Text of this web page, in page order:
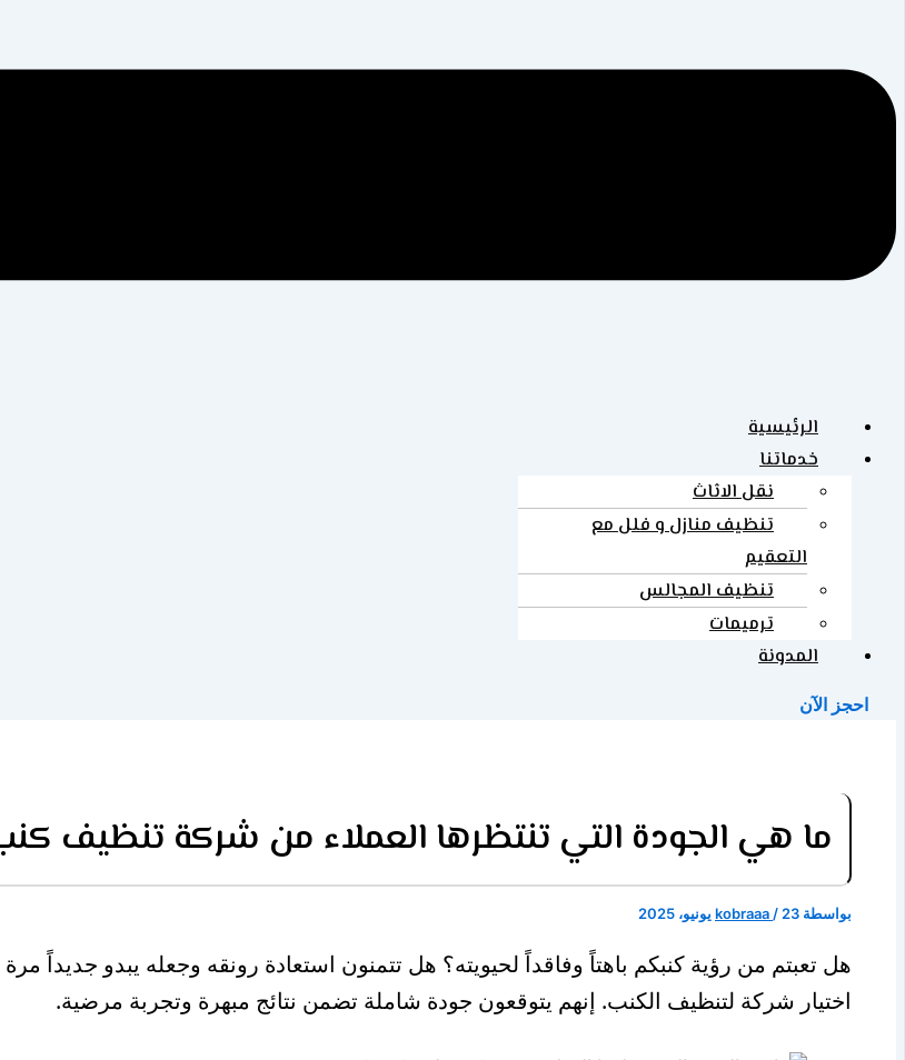
الرئيسية
خدماتنا
نقل الاثاث
تنظيف منازل و فلل مع
التعقيم
تنظيف المجالس
ترميمات
المدونة
احجز الآن
ما هي الجودة التي تنتظرها العملاء من شركة تنظيف
بواسطة kobraaa/23 يونيو، 2025
هل تعبتم من رؤية كنبكم باهتاً وفاقداً لحيويته؟ هل تتمنون استعادة رونقه وجعله يبدو
اختيار شركة لتنظيف الكنب. إنهم يتوقعون جودة شاملة تضمن نتائج مبهرة وتجربة مرضية.